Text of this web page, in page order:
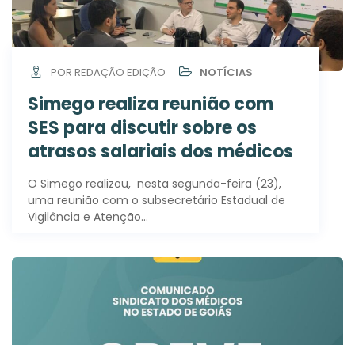
POR REDAÇÃO EDIÇÃO NOTÍCIAS
Simego realiza reunião com
SES para discutir sobre os
atrasos salariais dos médicos
O Simego realizou, nesta segunda-feira (23),
uma reunião com o subsecretário Estadual de
Vigilância e Atenção…